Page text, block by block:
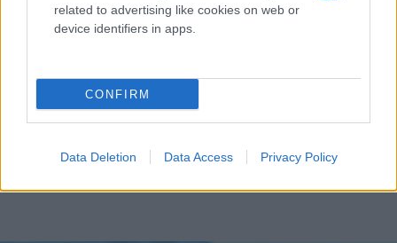
related to advertising like cookies on web or
device identifiers in apps.
CONFIRM
Data Deletion Data Access Privacy Policy